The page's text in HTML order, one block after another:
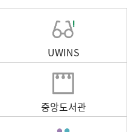
UWINS
중앙도서관